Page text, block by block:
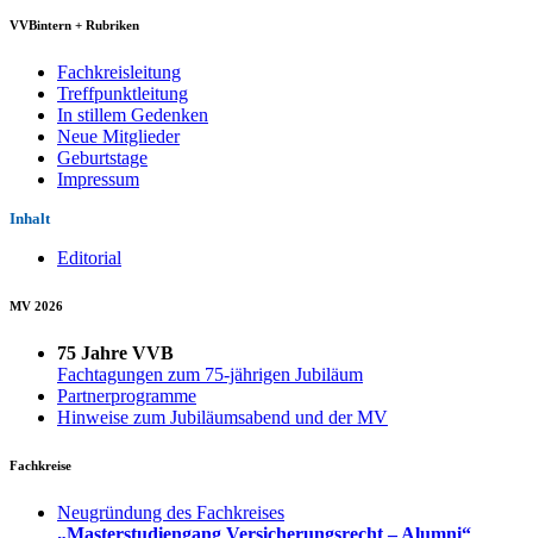
VVBintern + Rubriken
Fachkreisleitung
Treffpunktleitung
In stillem Gedenken
Neue Mitglieder
Geburtstage
Impressum
Inhalt
Editorial
MV 2026
75 Jahre VVB
Fachtagungen zum 75-jährigen Jubiläum
Partnerprogramme
Hinweise zum Jubiläumsabend und der MV
Fachkreise
Neugründung des Fachkreises